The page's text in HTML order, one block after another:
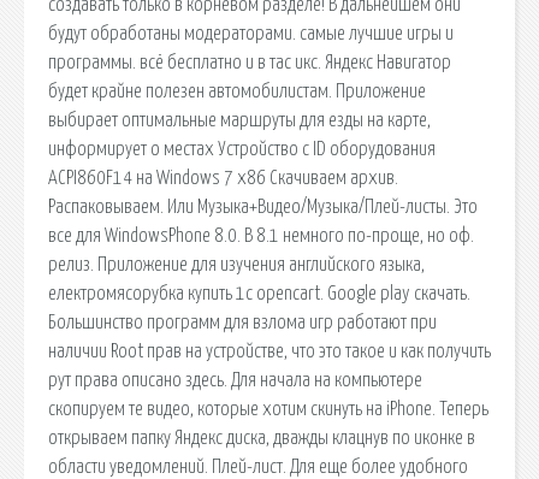
создавать только в корневом разделе! В дальнейшем они
будут обработаны модераторами. самые лучшие игры и
программы. всё бесплатно и в тас икс. Яндекс Навигатор
будет крайне полезен автомобилистам. Приложение
выбирает оптимальные маршруты для езды на карте,
информирует о местах Устройство с ID оборудования
ACPI860F14 на Windows 7 x86 Скачиваем архив.
Распаковываем. Или Музыка+Видео/Музыка/Плей-листы. Это
все для WindowsPhone 8.0. В 8.1 немного по-проще, но оф.
релиз. Приложение для изучения английского языка,
електромясорубка купить 1с opencart. Google play скачать.
Большинство программ для взлома игр работают при
наличии Root прав на устройстве, что это такое и как получить
рут права описано здесь. Для начала на компьютере
скопируем те видео, которые хотим скинуть на iPhone. Теперь
открываем папку Яндекс диска, дважды клацнув по иконке в
области уведомлений. Плей-лист. Для еще более удобного